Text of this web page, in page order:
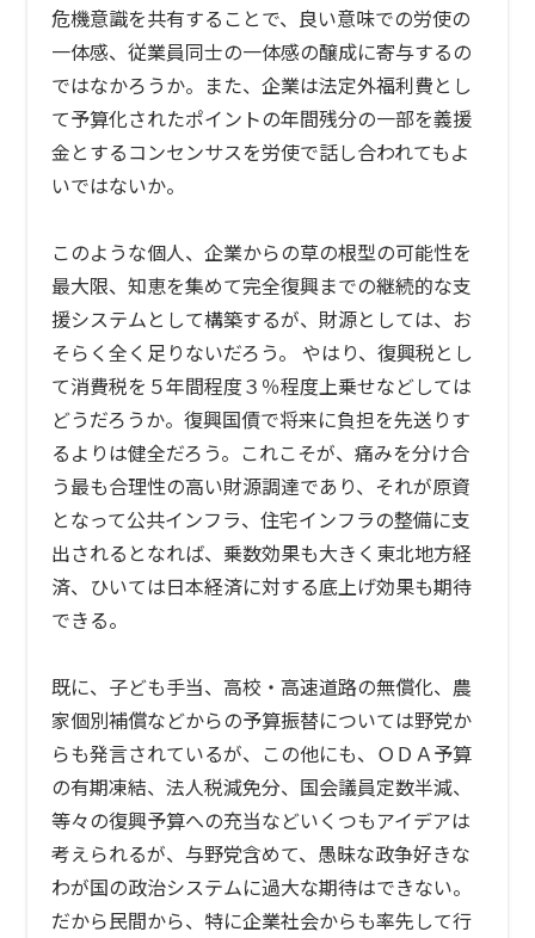
危機意識を共有することで、良い意味での労使の
一体感、従業員同士の一体感の醸成に寄与するの
ではなかろうか。また、企業は法定外福利費とし
て予算化されたポイントの年間残分の一部を義援
金とするコンセンサスを労使で話し合われてもよ
いではないか。
このような個人、企業からの草の根型の可能性を
最大限、知恵を集めて完全復興までの継続的な支
援システムとして構築するが、財源としては、お
そらく全く足りないだろう。 やはり、復興税とし
て消費税を５年間程度３％程度上乗せなどしては
どうだろうか。復興国債で将来に負担を先送りす
るよりは健全だろう。これこそが、痛みを分け合
う最も合理性の高い財源調達であり、それが原資
となって公共インフラ、住宅インフラの整備に支
出されるとなれば、乗数効果も大きく東北地方経
済、ひいては日本経済に対する底上げ効果も期待
できる。
既に、子ども手当、高校・高速道路の無償化、農
家個別補償などからの予算振替については野党か
らも発言されているが、この他にも、ＯＤＡ予算
の有期凍結、法人税減免分、国会議員定数半減、
等々の復興予算への充当などいくつもアイデアは
考えられるが、与野党含めて、愚昧な政争好きな
わが国の政治システムに過大な期待はできない。
だから民間から、特に企業社会からも率先して行